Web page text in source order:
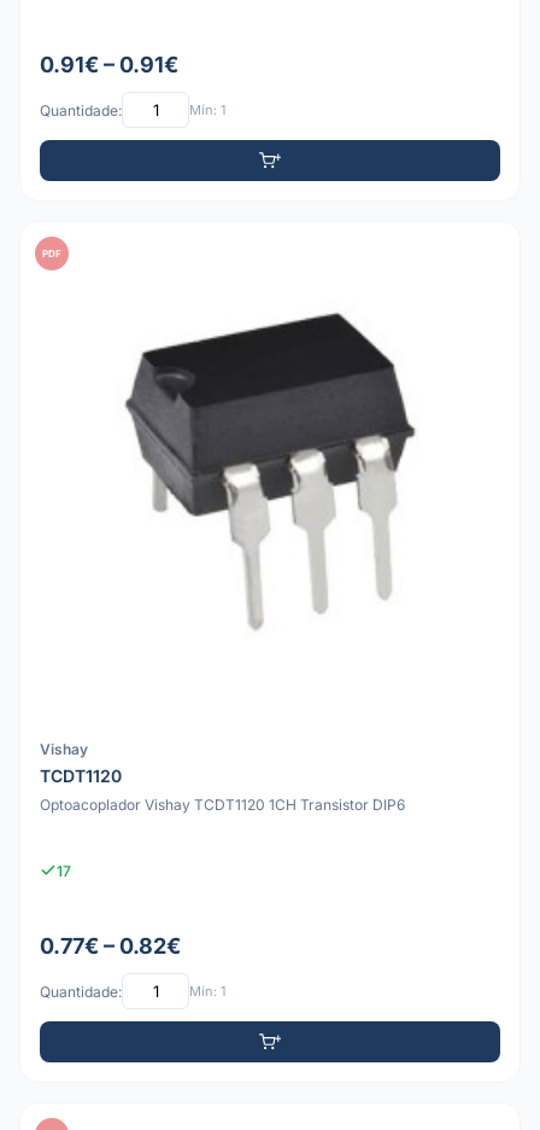
0.91€ – 0.91€
Quantidade: Mín: 1
PDF
Vishay
TCDT1120
Optoacoplador Vishay TCDT1120 1CH Transistor DIP6
17
0.77€ – 0.82€
Quantidade: Mín: 1